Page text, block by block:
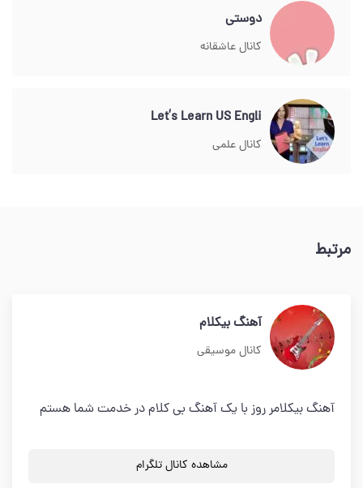
دوستی
کانال عاشقانه
Let’s Learn US Engli
کانال علمی
مرتبط
آهنگ بیکلام
کانال موسیقی
آهنگ بیکلامر روز با یک آهنگ بی کلام در خدمت شما هستم
مشاهده کانال تلگرام